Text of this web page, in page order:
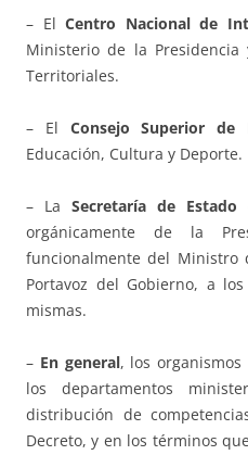
– El Centro Nacional de
Ministerio de la
Territoriales.
– El Consejo Superior de
Educación, Cultura y Deporte.
– La Secretaría de Estado
orgánicamente de la
funcionalmente del Ministro
Portavoz del Gobierno, a
mismas.
– En general, los
los departamentos
distribución de
Decreto, y en los términos